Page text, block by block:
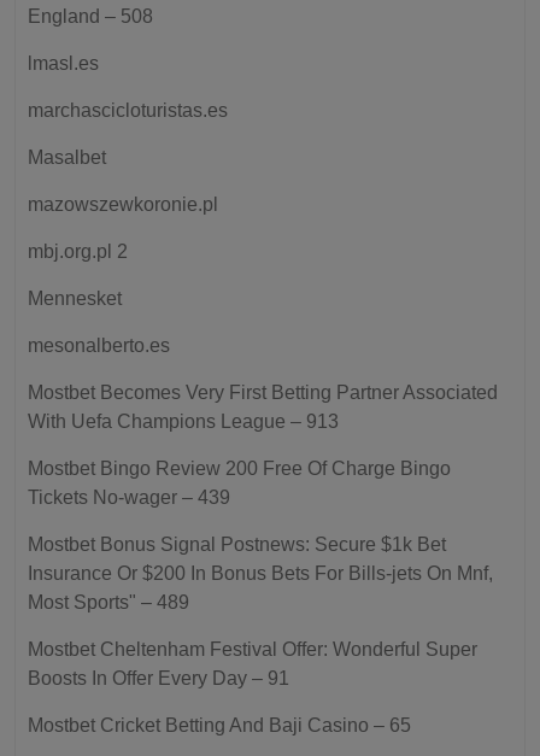
England – 508
lmasl.es
marchascicloturistas.es
Masalbet
mazowszewkoronie.pl
mbj.org.pl 2
Mennesket
mesonalberto.es
Mostbet Becomes Very First Betting Partner Associated
With Uefa Champions League – 913
Mostbet Bingo Review 200 Free Of Charge Bingo
Tickets No-wager – 439
Mostbet Bonus Signal Postnews: Secure $1k Bet
Insurance Or $200 In Bonus Bets For Bills-jets On Mnf,
Most Sports" – 489
Mostbet Cheltenham Festival Offer: Wonderful Super
Boosts In Offer Every Day – 91
Mostbet Cricket Betting And Baji Casino – 65